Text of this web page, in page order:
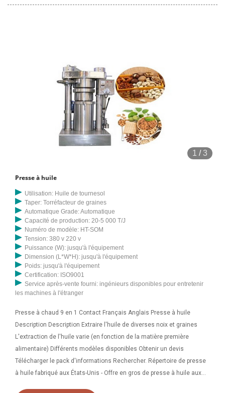
1 /3
Presse à huile
Utilisation: Huile de tournesol
Taper: Torréfacteur de graines
Automatique Grade: Automatique
Capacité de production: 20-5 000 T/J
Numéro de modèle: HT-SOM
Tension: 380 v 220 v
Puissance (W): jusqu'à l'équipement
Dimension (L*W*H): jusqu'à l'équipement
Poids: jusqu'à l'équipement
Certification: ISO9001
Service après-vente fourni: ingénieurs disponibles pour entretenir
les machines à l'étranger
Presse à chaud 9 en 1 Contact Français Anglais Presse à huile
Description Description Extraire l'huile de diverses noix et graines
L'extraction de l'huile varie (en fonction de la matière première
alimentaire) Différents modèles disponibles Obtenir un devis
Télécharger le pack d'informations Rechercher. Répertoire de presse
à huile fabriqué aux États-Unis - Offre en gros de presse à huile aux